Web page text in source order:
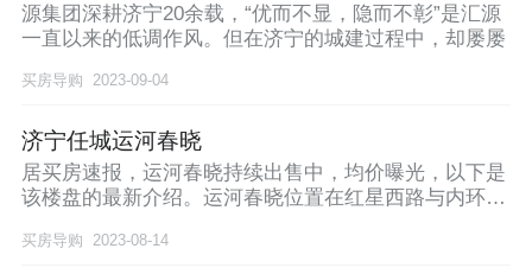
源集团深耕济宁20余载，“优而不显，隐而不彰”是汇源
一直以来的低调作风。但在济宁的城建过程中，却屡屡
买房导购 2023-09-04
济宁任城运河春晓
居买房速报，运河春晓持续出售中，均价曝光，以下是
该楼盘的最新介绍。运河春晓位置在红星西路与内环高
买房导购 2023-08-14